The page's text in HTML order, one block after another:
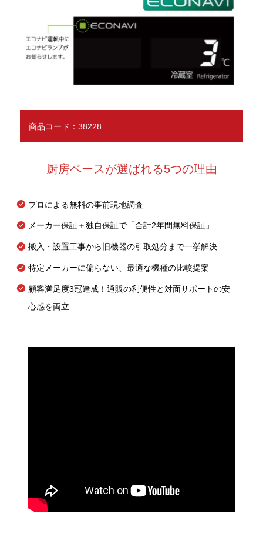
商品コード：38228
厨房ベースが選ばれる5つの理由
プロによる無料の事前現地調査
メーカー保証＋独自保証で「合計2年間無料保証」
搬入・設置工事から旧機器の引取処分まで一挙解決
特定メーカーに偏らない、最適な機種の比較提案
顧客満足度3冠達成！通販の利便性と対面サポートの安
心感を両立